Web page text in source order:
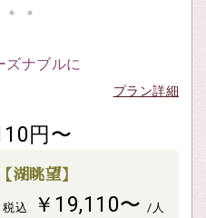
ズナブルに
プラン詳細
円〜
湖眺望】
税込 ￥19,110〜 /人